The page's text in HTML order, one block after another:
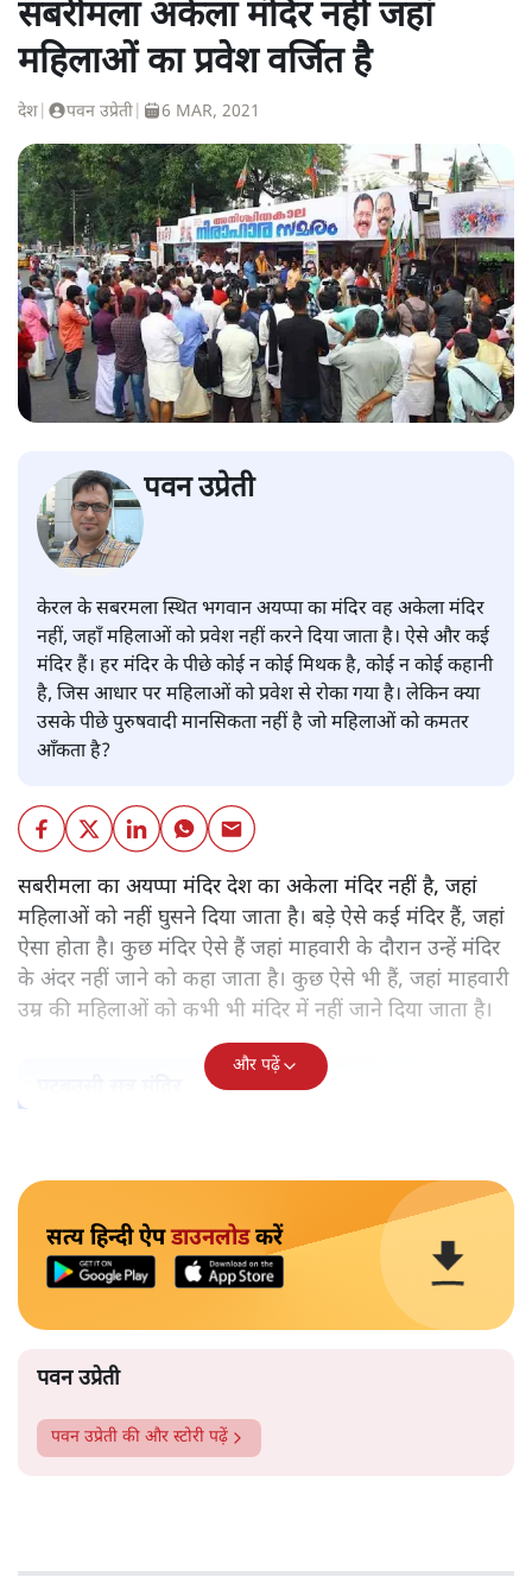
सबरीमला अकेला मंदिर नहीं जहां
महिलाओं का प्रवेश वर्जित है
देश पवन उप्रेती 6 MAR, 2021
पवन उप्रेती
केरल के सबरमला स्थित भगवान अयप्पा का मंदिर वह अकेला मंदिर
नहीं, जहाँ महिलाओं को प्रवेश नहीं करने दिया जाता है। ऐसे और कई
मंदिर हैं। हर मंदिर के पीछे कोई न कोई मिथक है, कोई न कोई कहानी
है, जिस आधार पर महिलाओं को प्रवेश से रोका गया है। लेकिन क्या
उसके पीछे पुरुषवादी मानसिकता नहीं है जो महिलाओं को कमतर
आँकता है?
सबरीमला का अयप्पा मंदिर देश का अकेला मंदिर नहीं है, जहां
महिलाओं को नहीं घुसने दिया जाता है। बड़े ऐसे कई मंदिर हैं, जहां
ऐसा होता है। कुछ मंदिर ऐसे हैं जहां माहवारी के दौरान उन्हें मंदिर
के अंदर नहीं जाने को कहा जाता है। कुछ ऐसे भी हैं, जहां माहवारी
उम्र की महिलाओं को कभी भी मंदिर में नहीं जाने दिया जाता है।
और पढ़ें
सत्य हिन्दी ऐपडाउनलोडकरें
पवन उप्रेती
पवन उप्रेती की और स्टोरी पढ़ें